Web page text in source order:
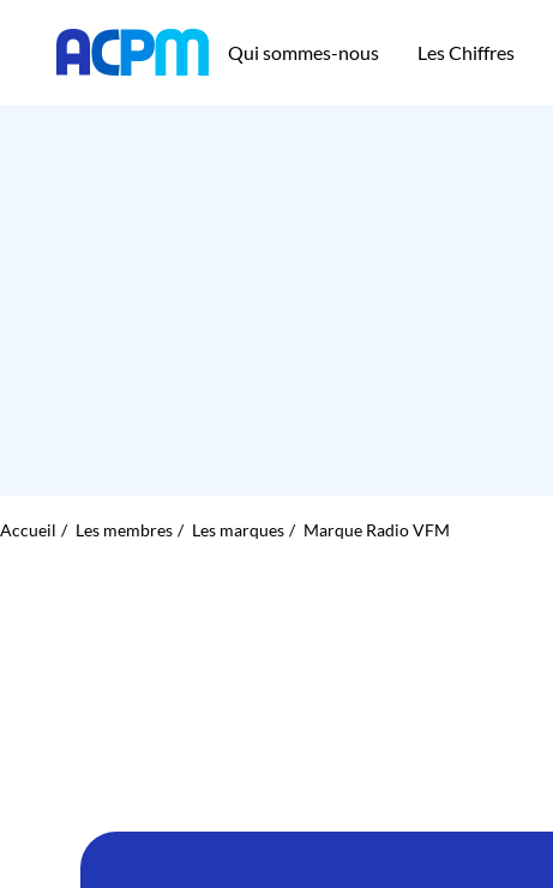
Qui sommes-nous Les Chiffres
Accueil Les membres Les marques Marque Radio VFM